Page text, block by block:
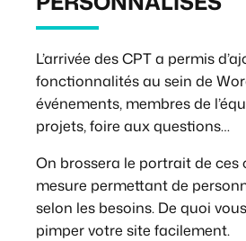
L’arrivée des CPT a permis
fonctionnalités au sein de
événements, membres de
projets, foire aux questions…
On brossera le portrait de ces
mesure permettant de
selon les besoins. De quoi
pimper votre site facilement.